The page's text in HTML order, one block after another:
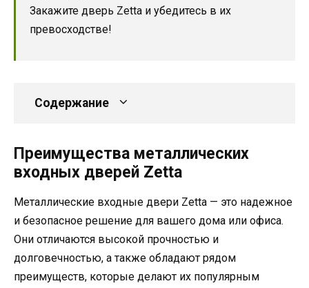
Закажите дверь Zetta и убедитесь в их
превосходстве!
Содержание
Преимущества металлических
входных дверей Zetta
Металлические входные двери Zetta — это надежное
и безопасное решение для вашего дома или офиса.
Они отличаются высокой прочностью и
долговечностью, а также обладают рядом
преимуществ, которые делают их популярным